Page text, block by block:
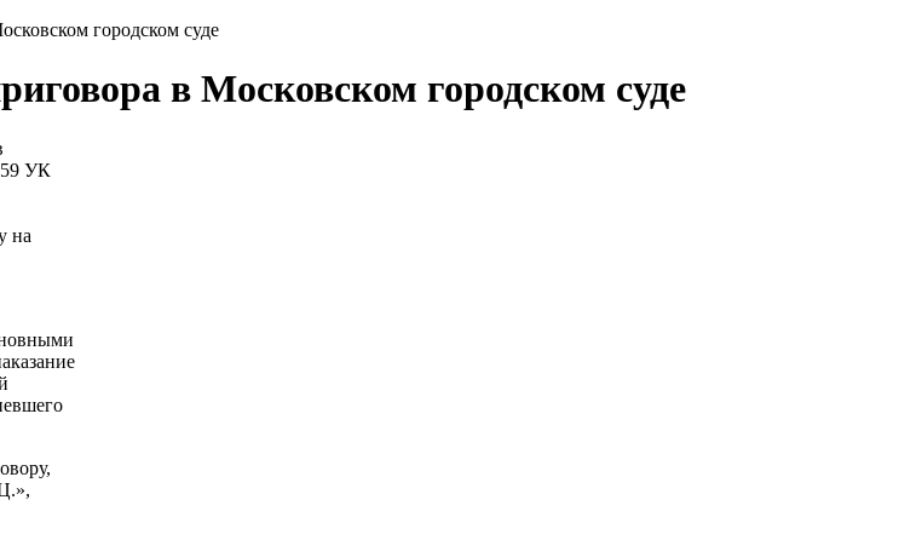
городском суде
в Московском городском суде
УК
на